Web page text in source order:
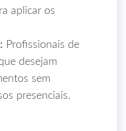
aplicar os
Profissionais de
desejam
sem
presenciais.